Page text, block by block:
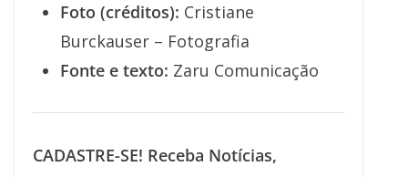
Foto (créditos): Cristiane
Burckauser – Fotografia
Fonte e texto: Zaru Comunicação
CADASTRE-SE! Receba Notícias,